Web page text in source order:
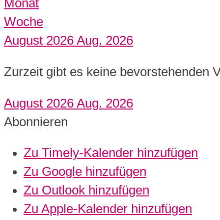
Monat
Woche
August 2026 Aug. 2026
Zurzeit gibt es keine bevorstehenden
August 2026 Aug. 2026
Abonnieren
Zu Timely-Kalender hinzufügen
Zu Google hinzufügen
Zu Outlook hinzufügen
Zu Apple-Kalender hinzufügen